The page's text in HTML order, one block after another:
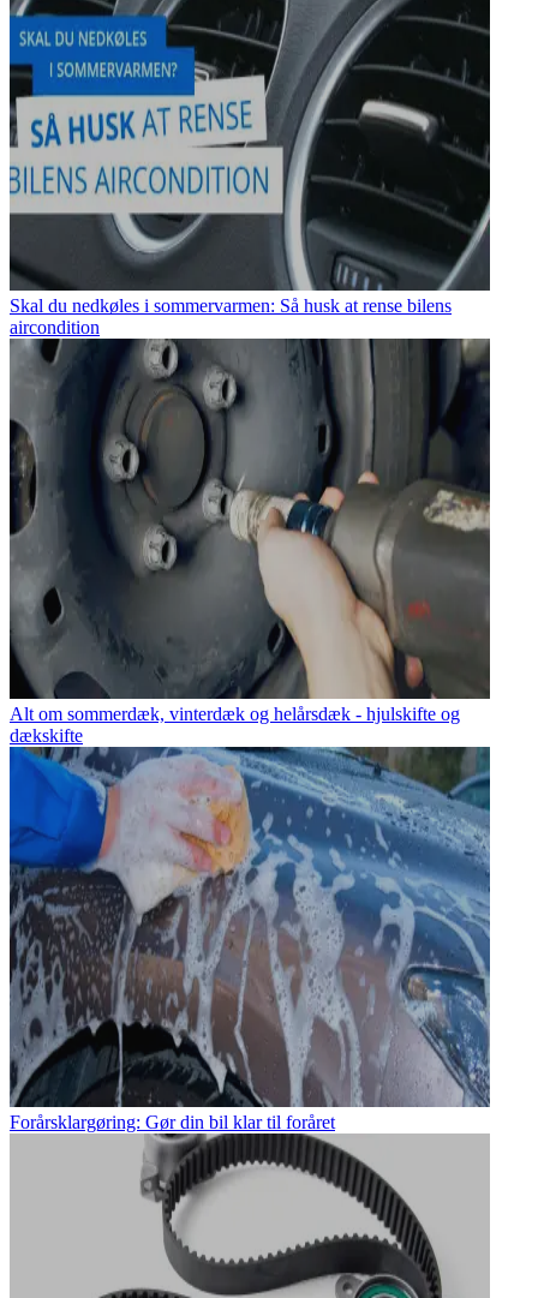
Skal du nedkøles i sommervarmen: Så husk at rense bilens
aircondition
Alt om sommerdæk, vinterdæk og helårsdæk - hjulskifte og
dækskifte
Forårsklargøring: Gør din bil klar til foråret